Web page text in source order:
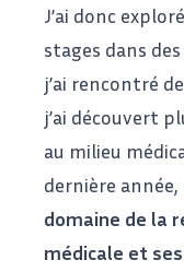
J’ai donc
stages dans
j’ai rencontré
j’ai découvert
au milieu
dernière année,
domaine de la
médicale et